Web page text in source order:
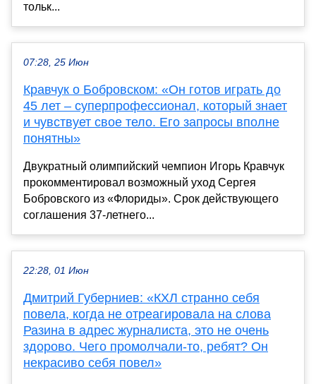
тольк...
07:28, 25 Июн
Кравчук о Бобровском: «Он готов играть до
45 лет – суперпрофессионал, который знает
и чувствует свое тело. Его запросы вполне
понятны»
Двукратный олимпийский чемпион Игорь Кравчук
прокомментировал возможный уход Сергея
Бобровского из «Флориды». Срок действующего
соглашения 37-летнего...
22:28, 01 Июн
Дмитрий Губерниев: «КХЛ странно себя
повела, когда не отреагировала на слова
Разина в адрес журналиста, это не очень
здорово. Чего промолчали-то, ребят? Он
некрасиво себя повел»